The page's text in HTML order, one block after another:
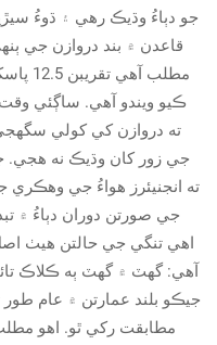
جو دٻاءُ وڌيڪ رهي ۽ ڌوءُ
مطلب
ڪيو ويندو آهي. ساڳئي
جي زور کان وڌيڪ نه هجي.
ته انجنيئرز هواءُ جي وهڪري
جي صورتن دوران دٻاءُ ۾
اهي تنگي جي حالتن هيٺ
آهي: گهٽ ۾ گهٽ ٻه ڪلاڪ
جيڪو بلند عمارتن ۾ عام
مطابقت رکي ٿو. اهو